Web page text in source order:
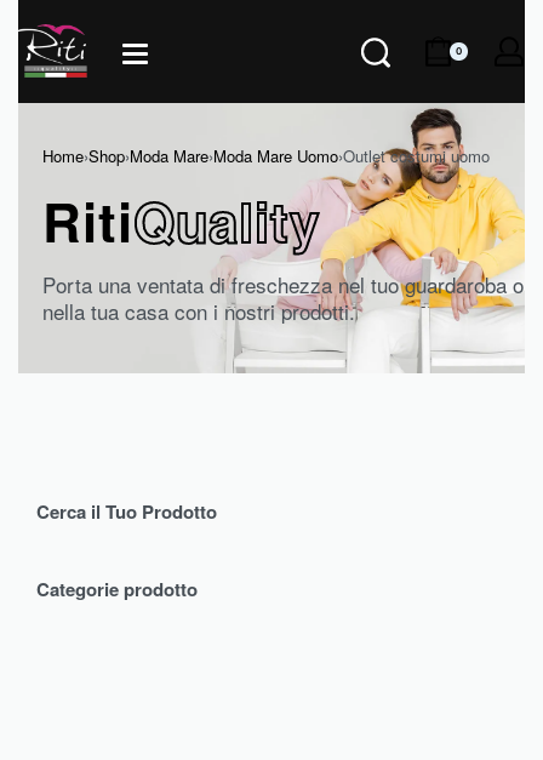
0
Home›Shop›Moda Mare›Moda Mare Uomo›Outlet costumi uomo
RitiQuality
Porta una ventata di freschezza nel tuo guardaroba o
nella tua casa con i nostri prodotti.
Cerca il Tuo Prodotto
Categorie prodotto